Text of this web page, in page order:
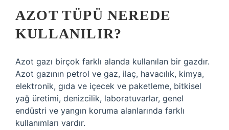
AZOT TÜPÜ NEREDE
KULLANILIR?
Azot gazı birçok farklı alanda kullanılan bir gazdır.
Azot gazının petrol ve gaz, ilaç, havacılık, kimya,
elektronik, gıda ve içecek ve paketleme, bitkisel
yağ üretimi, denizcilik, laboratuvarlar, genel
endüstri ve yangın koruma alanlarında farklı
kullanımları vardır.